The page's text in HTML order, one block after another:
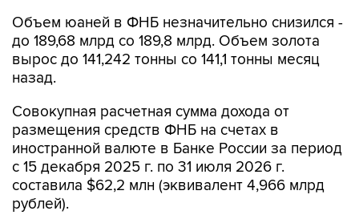
Объем юаней в ФНБ незначительно снизился -
до 189,68 млрд со 189,8 млрд. Объем золота
вырос до 141,242 тонны со 141,1 тонны месяц
назад.
Совокупная расчетная сумма дохода от
размещения средств ФНБ на счетах в
иностранной валюте в Банке России за период
с 15 декабря 2025 г. по 31 июля 2026 г.
составила $62,2 млн (эквивалент 4,966 млрд
рублей).